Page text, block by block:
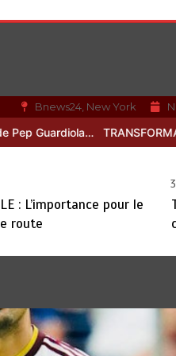
Bnews24, New York
SOCIALE : L’importance
: L’importance pour le
route
ACTUALITE DEVELOPPEMENT